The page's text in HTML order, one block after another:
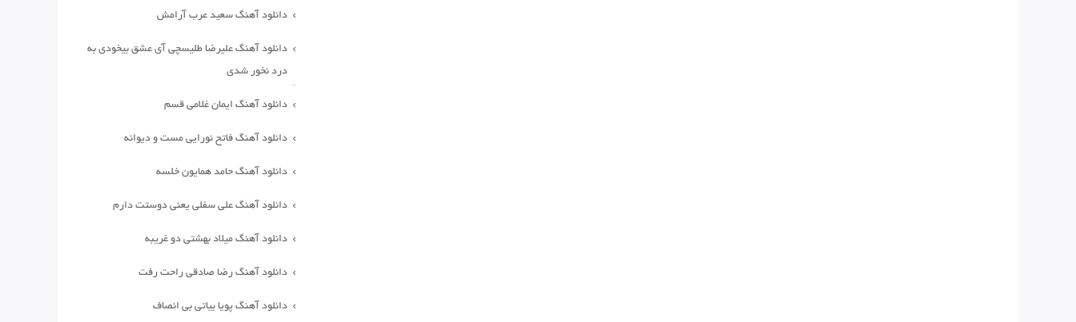
دانلود آهنگ سعید عرب آرامش
دانلود آهنگ علیرضا طلیسچی آی عشق بیخودی به
درد نخور شدی
دانلود آهنگ ایمان غلامی قسم
دانلود آهنگ فاتح نورایی مست و دیوانه
دانلود آهنگ حامد همایون خلسه
دانلود آهنگ علی سفلی یعنی دوستت دارم
دانلود آهنگ میلاد بهشتی دو غریبه
دانلود آهنگ رضا صادقی راحت رفت
دانلود آهنگ پویا بیاتی بی انصاف